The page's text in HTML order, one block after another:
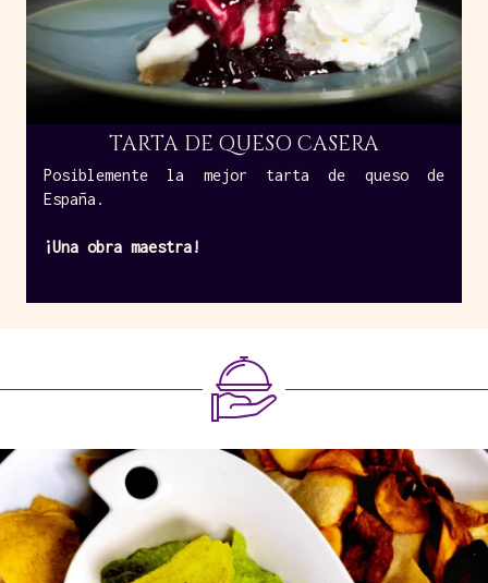
TARTA DE QUESO CASERA
Posiblemente la mejor tarta de queso de
España.
¡Una obra maestra!